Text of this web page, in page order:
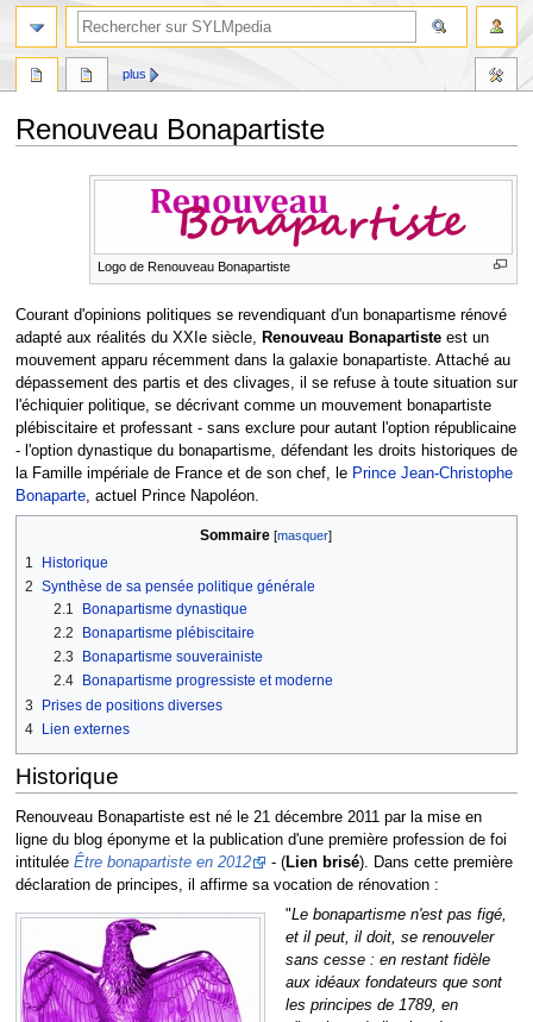
Renouveau Bonapartiste
Logo de Renouveau Bonapartiste
Courant d'opinions politiques se revendiquant d'un bonapartisme rénové
adapté aux réalités du XXIe siècle,
Renouveau Bonapartisteest un
mouvement apparu récemment dans la galaxie bonapartiste. Attaché au
dépassement des partis et des clivages, il se refuse à toute situation sur
l'échiquier politique, se décrivant comme un mouvement bonapartiste
plébiscitaire et professant - sans exclure pour autant l'option républicaine
- l'option dynastique du bonapartisme, défendant les droits historiques de
la Famille impériale de France et de son chef, le Prince Jean-Christophe
Bonaparte, actuel Prince Napoléon.
Sommaire
1
Historique
2 Synthèse de sa pensée politique générale
2.1
Bonapartisme dynastique
2.2
Bonapartisme plébiscitaire
2.3
Bonapartisme souverainiste
2.4
Bonapartisme progressiste et moderne
3
Prises de positions diverses
4 Lien externes
Historique
Renouveau Bonapartiste est né le 21 décembre 2011 par la mise en
ligne du blog éponyme et la publication d'une première profession de foi
intitulée Être bonapartiste en 2012 - (Lien brisé). Dans cette première
déclaration de principes, il affirme sa vocation de rénovation :
"Le bonapartisme n'est pas figé,
et il peut, il doit, se renouveler
sans cesse : en restant fidèle
aux idéaux fondateurs que sont
les principes de 1789, en
plus